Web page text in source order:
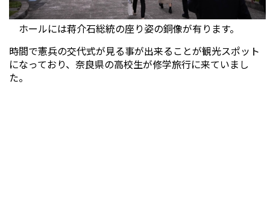
ホールには蒋介石総統の座り姿の銅像が有ります。
時間で憲兵の交代式が見る事が出来ることが観光スポット
になっており、奈良県の高校生が修学旅行に来ていまし
た。